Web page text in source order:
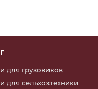
для грузовиков
для сельхозтехники